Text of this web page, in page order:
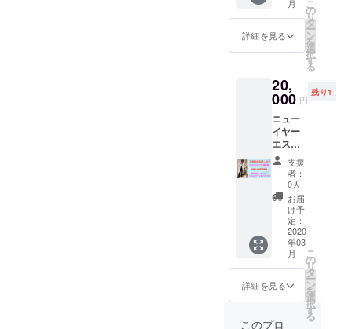
数は1万
回を超
えてお
プロー
ドした
ずっと
残りま
すので
影響力
は大き
いもの
となり
ます。
『Youtu
beに出
演した
よ～』
ますの
で記念
のネタ
3月末迄
にHPよ
り専用
しご予
約をお
ます。
※備考欄
ヘ施術
希望日
の記載
をお願
いしま
す。(実
際の予
約日と
異なっ
ても構
いませ
ん)
せて頂
きま
す。 コ
ンサル
撮影・
編集か
らマー
ケティ
ングま
ですべ
て制作
依頼し
ており
ますの
でクオ
リティ
の高い
動画に
なりま
す。 動
画内で
告知を
月
詳細を見る
こ
の
リ
タ
ー
ン
を
選
択
す
る
20,
000 円
残り1
ニュー
イヤー
エステ
輝耳の
耳掃除
をご自
宅で！
家庭で
耳掃除
をする
際のコ
ツを伝
授致し
ます。
20000
円で1講
座2～4
支援
者：
0人
お届
け予
定：
2020
年03
月
詳細を見る
こ
の
リ
タ
ー
ン
を
選
択
す
る
このプロ